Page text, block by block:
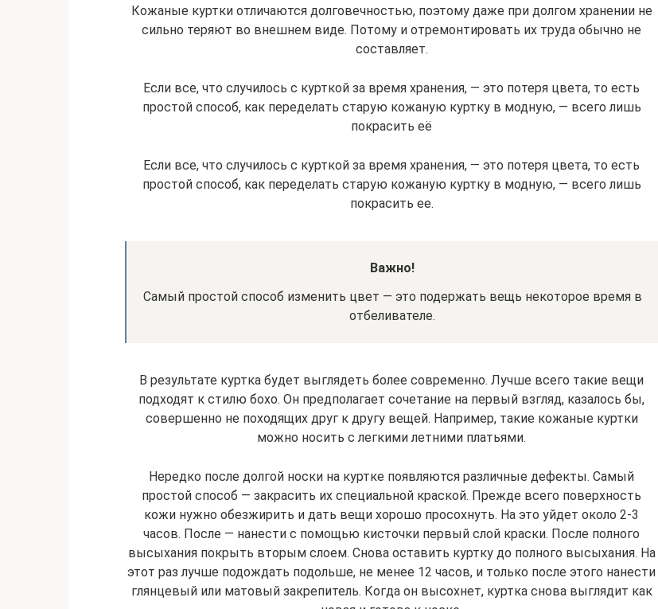
Кожаные куртки отличаются долговечностью, поэтому даже при долгом хранении не
сильно теряют во внешнем виде. Потому и отремонтировать их труда обычно не
составляет.
Если все, что случилось с курткой за время хранения, — это потеря цвета, то есть
простой способ, как переделать старую кожаную куртку в модную, — всего лишь
покрасить её
Если все, что случилось с курткой за время хранения, — это потеря цвета, то есть
простой способ, как переделать старую кожаную куртку в модную, — всего лишь
покрасить ее.
Важно!
Самый простой способ изменить цвет — это подержать вещь некоторое время в
отбеливателе.
В результате куртка будет выглядеть более современно. Лучше всего такие вещи
подходят к стилю бохо. Он предполагает сочетание на первый взгляд, казалось бы,
совершенно не походящих друг к другу вещей. Например, такие кожаные куртки
можно носить с легкими летними платьями.
Нередко после долгой носки на куртке появляются различные дефекты. Самый
простой способ — закрасить их специальной краской. Прежде всего поверхность
кожи нужно обезжирить и дать вещи хорошо просохнуть. На это уйдет около 2-3
часов. После — нанести с помощью кисточки первый слой краски. После полного
высыхания покрыть вторым слоем. Снова оставить куртку до полного высыхания. На
этот раз лучше подождать подольше, не менее 12 часов, и только после этого нанести
глянцевый или матовый закрепитель. Когда он высохнет, куртка снова выглядит как